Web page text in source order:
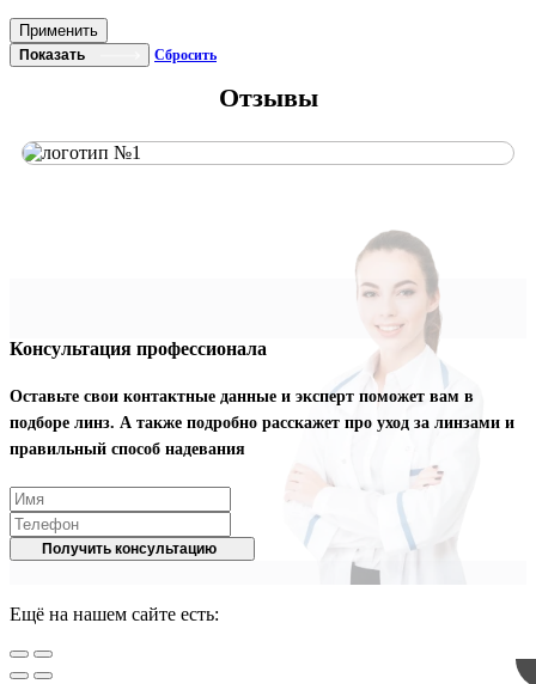
Применить
Показать Сбросить
Отзывы
Консультация профессионала
Оставьте свои контактные данные и эксперт поможет вам в
подборе линз. А также подробно расскажет про уход за линзами и
правильный способ надевания
Получить консультацию
Ещё на нашем сайте есть: